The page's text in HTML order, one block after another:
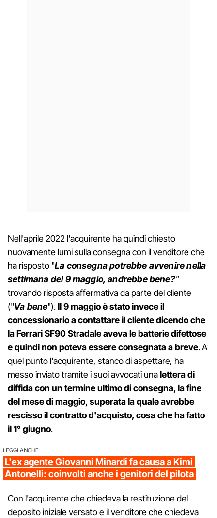
Nell'aprile 2022 l'acquirente ha quindi chiesto
nuovamente lumi sulla consegna con il venditore che
ha risposto "La consegna potrebbe avvenire nella
settimana del 9 maggio, andrebbe bene?"
trovando risposta affermativa da parte del cliente
("Va bene").Il 9 maggio è stato invece il
concessionario a contattare il cliente dicendo che
la Ferrari SF90 Stradale aveva le batterie difettose
e quindi non poteva essere consegnata a breve. A
quel punto l'acquirente, stanco di aspettare, ha
messo inviato tramite i suoi avvocati unalettera di
diffida con un termine ultimo di consegna, la fine
del mese di maggio, superata la quale avrebbe
rescisso il contratto d'acquisto, cosa che ha fatto
il 1° giugno.
LEGGI ANCHE
L'ex agente Giovanni Minardi fa causa a Kimi
Antonelli: coinvolti anche i genitori del pilota
Con l'acquirente che chiedeva la restituzione del
deposito iniziale versato e il venditore che chiedeva